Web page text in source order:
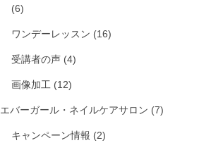
(6)
ワンデーレッスン (16)
受講者の声 (4)
画像加工 (12)
エバーガール・ネイルケアサロン (7)
キャンペーン情報 (2)